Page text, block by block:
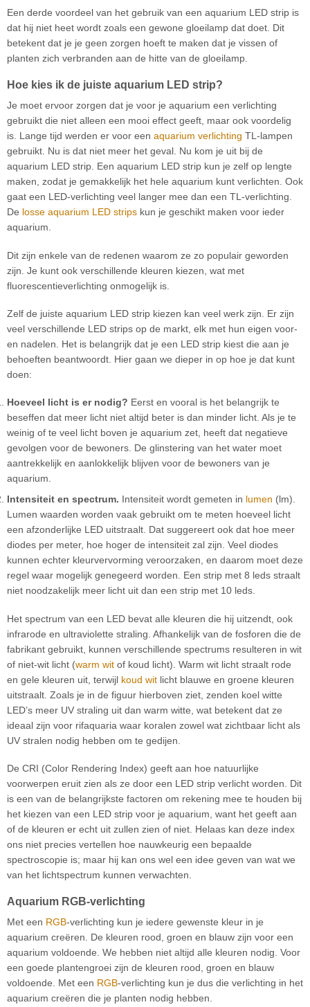
Een derde voordeel van het gebruik van een aquarium LED strip is
dat hij niet heet wordt zoals een gewone gloeilamp dat doet. Dit
betekent dat je je geen zorgen hoeft te maken dat je vissen of
planten zich verbranden aan de hitte van de gloeilamp.
Hoe kies ik de juiste aquarium LED strip?
Je moet ervoor zorgen dat je voor je aquarium een verlichting
gebruikt die niet alleen een mooi effect geeft, maar ook voordelig
is. Lange tijd werden er voor een aquarium verlichting TL-lampen
gebruikt. Nu is dat niet meer het geval. Nu kom je uit bij de
aquarium LED strip. Een aquarium LED strip kun je zelf op lengte
maken, zodat je gemakkelijk het hele aquarium kunt verlichten. Ook
gaat een LED-verlichting veel langer mee dan een TL-verlichting.
De losse aquarium LED strips kun je geschikt maken voor ieder
aquarium.
Dit zijn enkele van de redenen waarom ze zo populair geworden
zijn. Je kunt ook verschillende kleuren kiezen, wat met
fluorescentieverlichting onmogelijk is.
Zelf de juiste aquarium LED strip kiezen kan veel werk zijn. Er zijn
veel verschillende LED strips op de markt, elk met hun eigen voor-
en nadelen. Het is belangrijk dat je een LED strip kiest die aan je
behoeften beantwoordt. Hier gaan we dieper in op hoe je dat kunt
doen:
Hoeveel licht is er nodig? Eerst en vooral is het belangrijk te
beseffen dat meer licht niet altijd beter is dan minder licht. Als je te
weinig of te veel licht boven je aquarium zet, heeft dat negatieve
gevolgen voor de bewoners. De glinstering van het water moet
aantrekkelijk en aanlokkelijk blijven voor de bewoners van je
aquarium.
Intensiteit en spectrum. Intensiteit wordt gemeten in lumen (lm).
Lumen waarden worden vaak gebruikt om te meten hoeveel licht
een afzonderlijke LED uitstraalt. Dat suggereert ook dat hoe meer
diodes per meter, hoe hoger de intensiteit zal zijn. Veel diodes
kunnen echter kleurvervorming veroorzaken, en daarom moet deze
regel waar mogelijk genegeerd worden. Een strip met 8 leds straalt
niet noodzakelijk meer licht uit dan een strip met 10 leds.
Het spectrum van een LED bevat alle kleuren die hij uitzendt, ook
infrarode en ultraviolette straling. Afhankelijk van de fosforen die de
fabrikant gebruikt, kunnen verschillende spectrums resulteren in wit
of niet-wit licht (warm wit of koud licht). Warm wit licht straalt rode
en gele kleuren uit, terwijl koud wit licht blauwe en groene kleuren
uitstraalt. Zoals je in de figuur hierboven ziet, zenden koel witte
LED’s meer UV straling uit dan warm witte, wat betekent dat ze
ideaal zijn voor rifaquaria waar koralen zowel wat zichtbaar licht als
UV stralen nodig hebben om te gedijen.
De CRI (Color Rendering Index) geeft aan hoe natuurlijke
voorwerpen eruit zien als ze door een LED strip verlicht worden. Dit
is een van de belangrijkste factoren om rekening mee te houden bij
het kiezen van een LED strip voor je aquarium, want het geeft aan
of de kleuren er echt uit zullen zien of niet. Helaas kan deze index
ons niet precies vertellen hoe nauwkeurig een bepaalde
spectroscopie is; maar hij kan ons wel een idee geven van wat we
van het lichtspectrum kunnen verwachten.
Aquarium RGB-verlichting
Met een RGB-verlichting kun je iedere gewenste kleur in je
aquarium creëren. De kleuren rood, groen en blauw zijn voor een
aquarium voldoende. We hebben niet altijd alle kleuren nodig. Voor
een goede plantengroei zijn de kleuren rood, groen en blauw
voldoende. Met een RGB-verlichting kun je dus die verlichting in het
aquarium creëren die je planten nodig hebben.